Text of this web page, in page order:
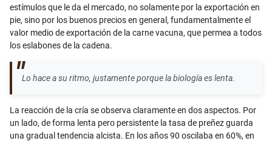
estímulos que le da el mercado, no solamente por la exportación en
pie, sino por los buenos precios en general, fundamentalmente el
valor medio de exportación de la carne vacuna, que permea a todos
los eslabones de la cadena.
Lo hace a su ritmo, justamente porque la biología es lenta.
La reacción de la cría se observa claramente en dos aspectos. Por
un lado, de forma lenta pero persistente la tasa de preñez guarda
una gradual tendencia alcista. En los años 90 oscilaba en 60%, en